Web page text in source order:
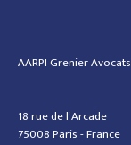
AARPI Grenier Avocats
18 rue de l’Arcade
75008 Paris - France